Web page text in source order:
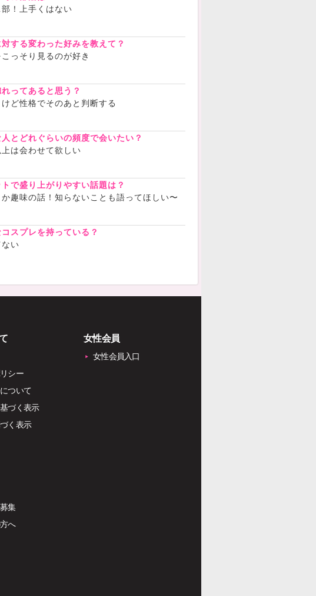
部！上手くはない
する変わった好みを教えて？
っそり見るのが好き
ってあると思う？
ど性格でそのあと判断する
とどれぐらいの頻度で会いたい？
は会わせて欲しい
で盛り上がりやすい話題は？
趣味の話！知らないことも語ってほしい〜
コスプレを持っている？
い
シー
ついて
づく表示
く表示
集
へ
女性会員
女性会員入口